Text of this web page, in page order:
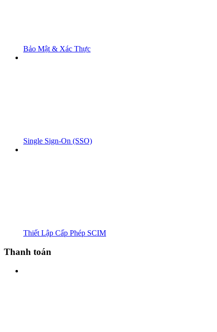
Bảo Mật & Xác Thực
Single Sign-On (SSO)
Thiết Lập Cấp Phép SCIM
Thanh toán